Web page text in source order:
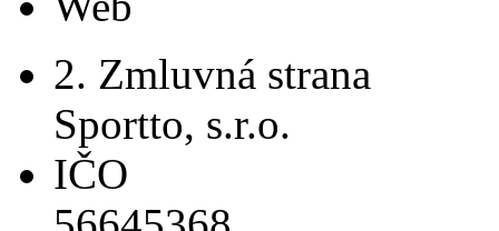
2. Zmluvná strana
Sportto, s.r.o.
IČO